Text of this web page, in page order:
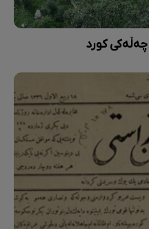
کورد